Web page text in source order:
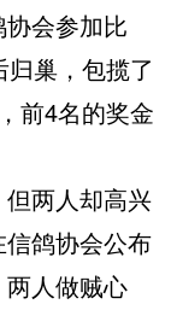
会参加比
巢，包揽了
前4名的奖金
两人却高兴
鸽协会公布
人做贼心